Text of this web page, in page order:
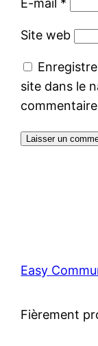
E-mail *
Site web
site dans le
Easy
Fièrement